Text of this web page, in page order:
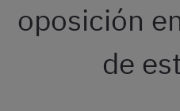
oposición
de